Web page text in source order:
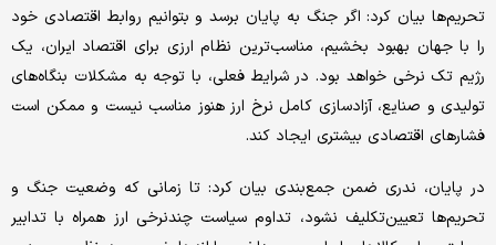
تحریم‌ها بیان کرد: اگر جنگ به پایان برسد و بتوانیم روابط اقتصادی خود
را با جهان بهبود بخشیم، مناسب‌ترین نظام ارزی برای اقتصاد ایران، یک
رژیم تک‌ نرخی خواهد بود. در شرایط فعلی، با توجه به مشکلات بنگاه‌های
تولیدی و صنایع، آزادسازی کامل نرخ ارز هنوز مناسب نیست و ممکن است
فشارهای اقتصادی بیشتری ایجاد کند.
در پایان، ندری ضمن جمع‌بندی بیان کرد: تا زمانی که وضعیت جنگ و
تحریم‌ها تعیین‌تکلیف نشود، تداوم سیاست چندنرخی ارز همراه با تدابیر